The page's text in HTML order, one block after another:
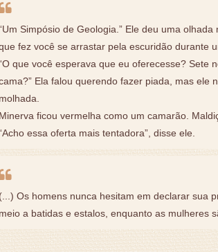
Simpósio de Geologia.” Ele deu uma
fez você se arrastar pela escuridão durante
que você esperava que eu oferecesse? Sete
Ela falou querendo fazer piada, mas ele
molhada.
Minerva ficou vermelha como um camarão.
essa oferta mais tentadora”, disse ele.
(...) Os homens nunca hesitam em declarar sua
meio a batidas e estalos, enquanto as mulheres